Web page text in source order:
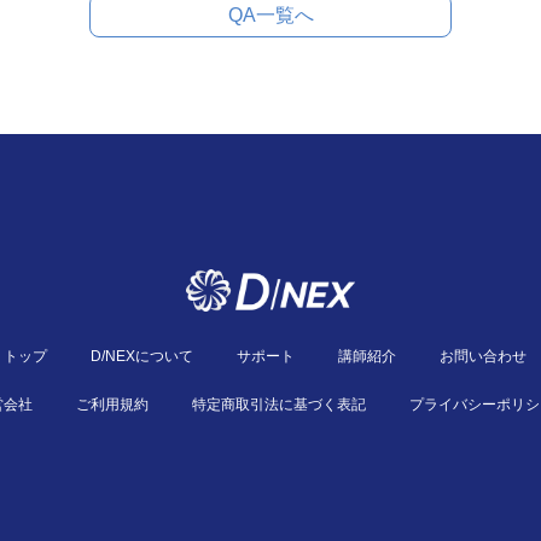
QA一覧へ
トップ D/NEXについて サポート 講師紹介 お問い合わせ
会社 ご利用規約 特定商取引法に基づく表記 プライバシーポリ